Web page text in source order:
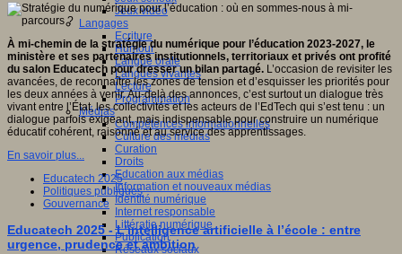
Jeux vidéo
Langages
Ecriture
Humour
Langue orale
Langues vivantes
Lecture
Programmation
Médias
Compétences informationnelles
Culture des médias
Curation
Droits
Education aux médias
Information et nouveaux médias
Identité numérique
Internet responsable
Littératie numérique
Publication
Réseaux sociaux
À mi-chemin de la stratégie du numérique pour l’éducation 2023-2027, le
ministère et ses partenaires institutionnels, territoriaux et privés ont profité
du salon Educatech pour dresser un bilan partagé. L’occasion de revisiter les
avancées, de reconnaître les zones de tension et d’esquisser les priorités pour
les deux années à venir. Au-delà des annonces, c’est surtout un dialogue très
vivant entre l’État, les collectivités et les acteurs de l’EdTech qui s’est tenu : un
dialogue parfois exigeant, mais indispensable pour construire un numérique
éducatif cohérent, raisonné et au service des apprentissages.
En savoir plus...
Educatech 2025
Politiques publiques
Gouvernance
Educatech 2025 - L’intelligence artificielle à l’école : entre
urgence, prudence et ambition